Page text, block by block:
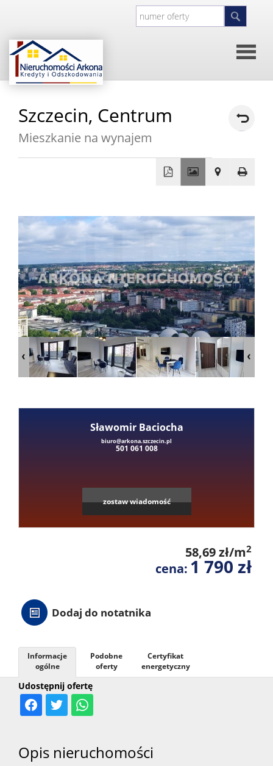
główna
O
firmie
Kontakt
Oferty
Domy
Dzialki
Szczecin, Centrum
Mieszkanie na wynajem
−
Sławomir Baciocha
biuro@arkona.szczecin.pl
501 061 008
zostaw wiadomość
58,69 zł/m2
cena: 1 790 zł
Dodaj do notatnika
Udostępnij ofertę
Informacje
ogólne
Podobne
oferty
Certyfikat
energetyczny
Opis nieruchomości